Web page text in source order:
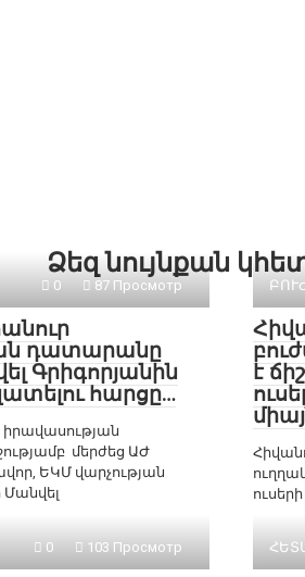
Ձեզ նույնքան
0 87 Просмотр
դատարանը
Գրիգորյանին
հարցը…
մերժեց ԱԺ
ԵԿՄ վարչության
է
0 103 Просмотр